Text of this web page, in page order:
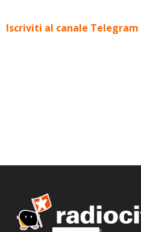
Iscriviti al canale Telegram